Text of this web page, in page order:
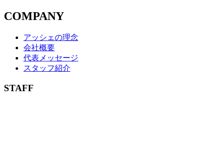
COMPANY
アッシェの理念
会社概要
代表メッセージ
スタッフ紹介
STAFF